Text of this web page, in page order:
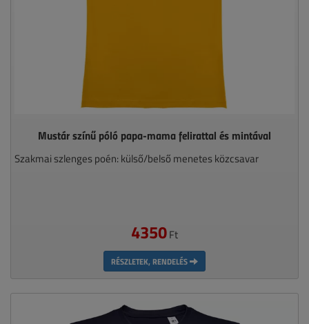
Mustár színű póló papa-mama felirattal és mintával
Szakmai szlenges poén: külső/belső menetes közcsavar
4350Ft
RÉSZLETEK, RENDELÉS